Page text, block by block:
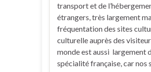
transport et de
étrangers, très largement
fréquentation des sites
culturelle auprès des
monde est aussi largement
spécialité française, car nos